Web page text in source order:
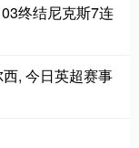
终结尼克斯7连
, 今日英超赛事